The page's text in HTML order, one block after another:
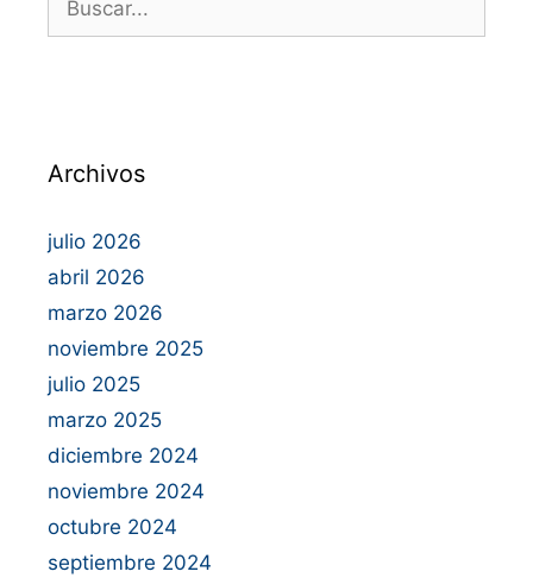
Archivos
julio 2026
abril 2026
marzo 2026
noviembre 2025
julio 2025
marzo 2025
diciembre 2024
noviembre 2024
octubre 2024
septiembre 2024